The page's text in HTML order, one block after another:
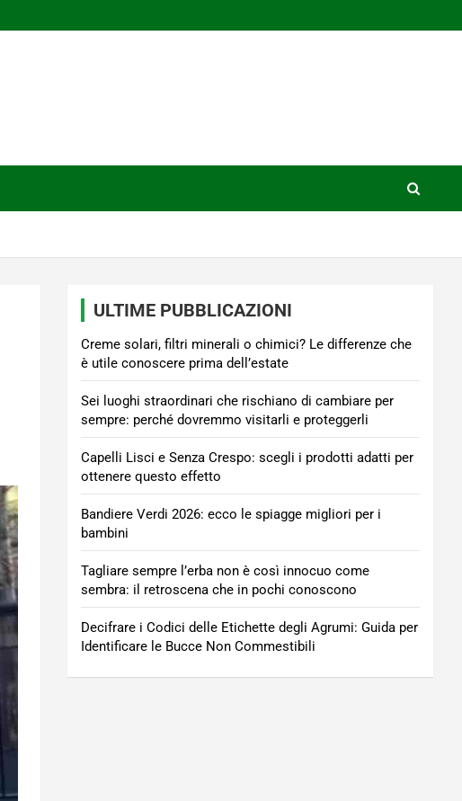
ULTIME PUBBLICAZIONI
Creme solari, filtri minerali o chimici? Le differenze che
è utile conoscere prima dell’estate
Sei luoghi straordinari che rischiano di cambiare per
sempre: perché dovremmo visitarli e proteggerli
Capelli Lisci e Senza Crespo: scegli i prodotti adatti per
ottenere questo effetto
Bandiere Verdi 2026: ecco le spiagge migliori per i
bambini
Tagliare sempre l’erba non è così innocuo come
sembra: il retroscena che in pochi conoscono
Decifrare i Codici delle Etichette degli Agrumi: Guida per
Identificare le Bucce Non Commestibili